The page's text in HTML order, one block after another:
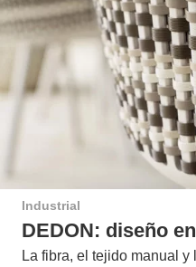
Industrial
DEDON: diseño
La fibra, el tejido manual y